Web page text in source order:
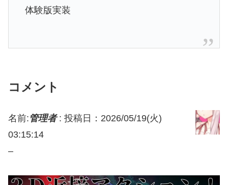
体験版実装
コメント
名前: 管理者: 投稿日：2026/05/19(火)
03:15:14
–